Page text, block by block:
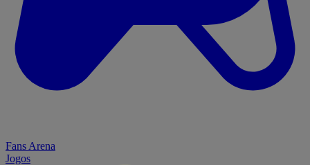
Fans Arena
Jogos